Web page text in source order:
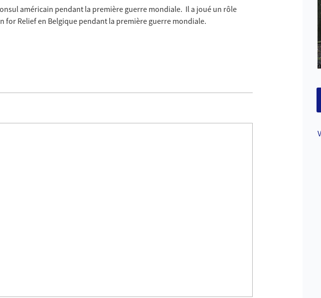
américain pendant la première guerre mondiale. Il a joué un rôle
for Relief en Belgique pendant la première guerre mondiale.